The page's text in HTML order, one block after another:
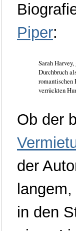
Piper:
Sarah
Durchbruch
verrückten
Ob der
der
in den